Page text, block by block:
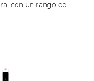
con un rango de
apartamentos.